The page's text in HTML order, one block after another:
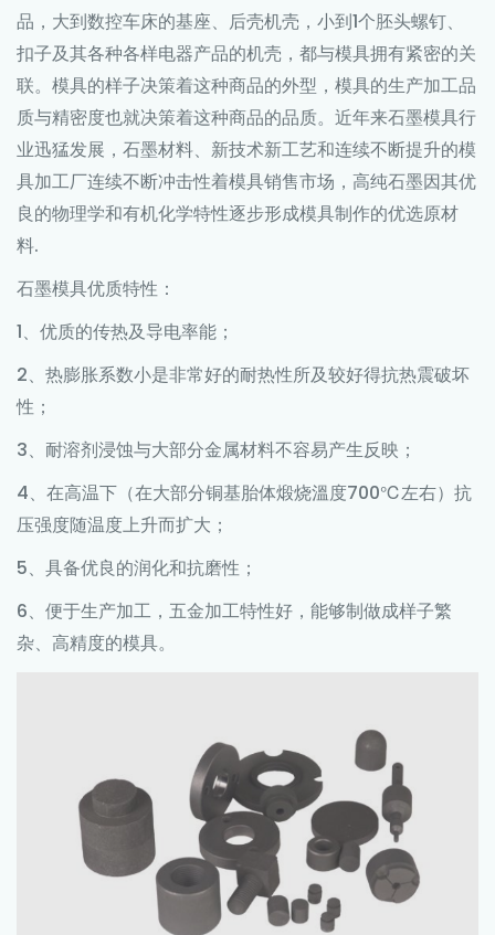
品，大到数控车床的基座、后壳机壳，小到1个胚头螺钉、
扣子及其各种各样电器产品的机壳，都与模具拥有紧密的关
联。模具的样子决策着这种商品的外型，模具的生产加工品
质与精密度也就决策着这种商品的品质。近年来石墨模具行
业迅猛发展，石墨材料、新技术新工艺和连续不断提升的模
具加工厂连续不断冲击性着模具销售市场，高纯石墨因其优
良的物理学和有机化学特性逐步形成模具制作的优选原材
料.
石墨模具优质特性：
1、优质的传热及导电率能；
2、热膨胀系数小是非常好的耐热性所及较好得抗热震破坏
性；
3、耐溶剂浸蚀与大部分金属材料不容易产生反映；
4、在高温下（在大部分铜基胎体煅烧溫度700℃左右）抗
压强度随温度上升而扩大；
5、具备优良的润化和抗磨性；
6、便于生产加工，五金加工特性好，能够制做成样子繁
杂、高精度的模具。